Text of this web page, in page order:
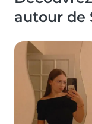
autour de